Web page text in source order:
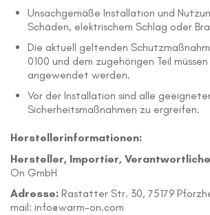
Unsachgemäße Installation und
Schäden, elektrischem Schlag oder
Die aktuell geltenden
0100 und dem zugehörigen Teil
angewendet werden.
Vor der Installation sind alle
Sicherheitsmaßnahmen zu ergreifen.
Herstellerinformationen:
Hersteller, Importier,
On GmbH
Adresse: Rastatter Str. 30, 75179
mail: info@warm-on.com